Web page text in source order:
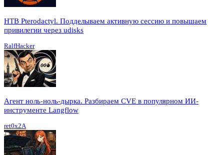
HTB Pterodactyl. Подделываем активную сессию и повышаем
привилегии через udisks
RalfHacker
Агент ноль-ноль-дырка. Разбираем CVE в популярном ИИ-
инструменте Langflow
ret0x2A